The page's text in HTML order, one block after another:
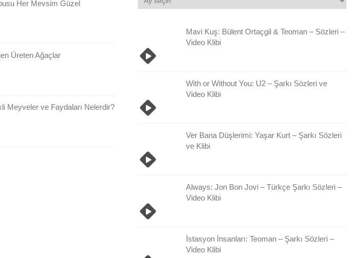
Her Mevsim Güzel
Üreten Ağaçlar
Meyveler ve Faydaları Nelerdir?
Damlası
Mavi Kuş: Bülent Ortaçgil & Teoman – Sözleri –
Video Klibi
With or Without You: U2 – Şarkı Sözleri ve
Video Klibi
Ver Bana Düşlerimi: Yaşar Kurt – Şarkı Sözleri
ve Klibi
Always: Jon Bon Jovi – Türkçe Şarkı Sözleri –
Video Klibi
İstasyon İnsanları: Teoman – Şarkı Sözleri –
Video Klibi